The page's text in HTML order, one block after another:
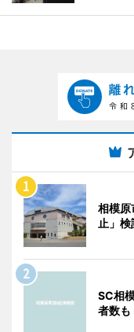
相模原
止」
SC相
者数も